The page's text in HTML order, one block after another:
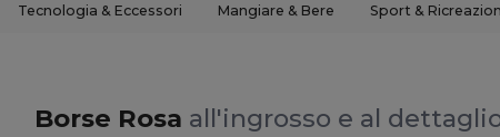
Tecnologia & Eccessori Mangiare & Bere Sport &
Borse Rosa all'ingrosso e al